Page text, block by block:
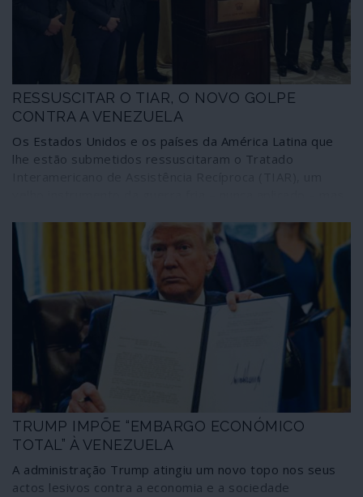
RESSUSCITAR O TIAR, O NOVO GOLPE
CONTRA A VENEZUELA
Os Estados Unidos e os países da América Latina que
lhe estão submetidos ressuscitaram o Tratado
híbrida contra a Venezuela. Aliás, os mecanismos
invocados desta feita ultrapassam até os limites do
próprio tratado, manifestando disposição para o violar
TRUMP IMPÕE “EMBARGO ECONÓMICO
TOTAL” À VENEZUELA
A administração Trump atingiu um novo topo nos seus
actos lesivos contra a economia e a sociedade